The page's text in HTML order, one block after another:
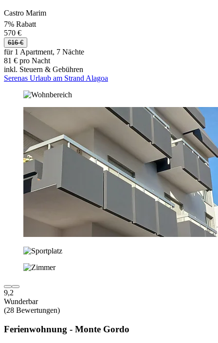
Castro Marim
7% Rabatt
570 €
616 €
für 1 Apartment, 7 Nächte
81 € pro Nacht
inkl. Steuern & Gebühren
Serenas Urlaub am Strand Alagoa
9,2
Wunderbar
(28 Bewertungen)
Ferienwohnung - Monte Gordo